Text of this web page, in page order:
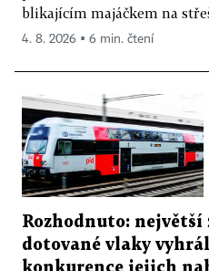
blikajícím majáčkem na
4. 8. 2026 ▪ 6 min. čtení
Rozhodnuto: největší
dotované vlaky
konkurence jejich